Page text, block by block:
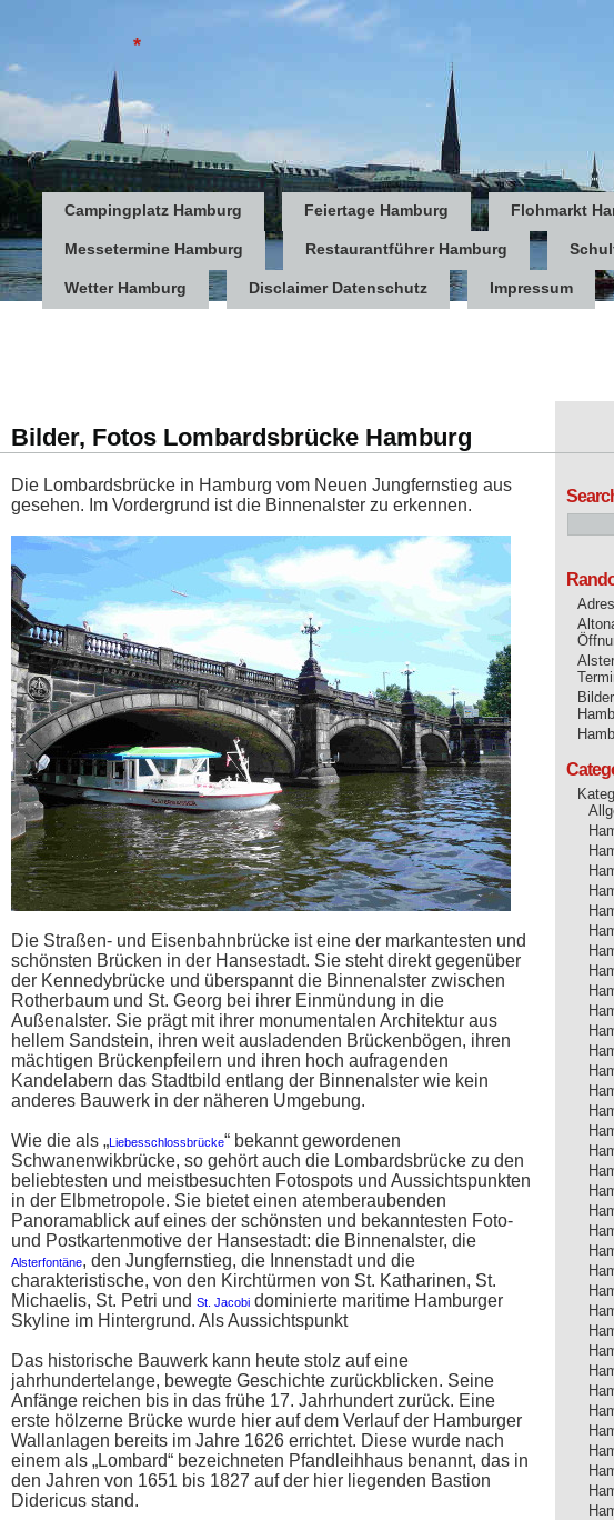
*
Campingplatz Hamburg Feiertage Hamburg Flohmarkt
Messetermine Hamburg Restaurantführer Hamburg
Wetter Hamburg Disclaimer Datenschutz Impressum
Bilder, Fotos Lombardsbrücke Hamburg
Die Lombardsbrücke in Hamburg vom Neuen Jungfernstieg aus
gesehen. Im Vordergrund ist die Binnenalster zu erkennen.
Die Straßen- und Eisenbahnbrücke ist eine der markantesten und
schönsten Brücken in der Hansestadt. Sie steht direkt gegenüber
der Kennedybrücke und überspannt die Binnenalster zwischen
Rotherbaum und St. Georg bei ihrer Einmündung in die
Außenalster. Sie prägt mit ihrer monumentalen Architektur aus
hellem Sandstein, ihren weit ausladenden Brückenbögen, ihren
mächtigen Brückenpfeilern und ihren hoch aufragenden
Kandelabern das Stadtbild entlang der Binnenalster wie kein
anderes Bauwerk in der näheren Umgebung.
Wie die als „Liebesschlossbrücke“ bekannt gewordenen
Schwanenwikbrücke, so gehört auch die Lombardsbrücke zu den
beliebtesten und meistbesuchten Fotospots und Aussichtspunkten
in der Elbmetropole. Sie bietet einen atemberaubenden
Panoramablick auf eines der schönsten und bekanntesten Foto-
und Postkartenmotive der Hansestadt: die Binnenalster, die
Alsterfontäne, den Jungfernstieg, die Innenstadt und die
charakteristische, von den Kirchtürmen von St. Katharinen, St.
Michaelis, St. Petri und St. Jacobi dominierte maritime Hamburger
Skyline im Hintergrund. Als Aussichtspunkt
Das historische Bauwerk kann heute stolz auf eine
jahrhundertelange, bewegte Geschichte zurückblicken. Seine
Anfänge reichen bis in das frühe 17. Jahrhundert zurück. Eine
erste hölzerne Brücke wurde hier auf dem Verlauf der Hamburger
Wallanlagen bereits im Jahre 1626 errichtet. Diese wurde nach
einem als „Lombard“ bezeichneten Pfandleihhaus benannt, das in
den Jahren von 1651 bis 1827 auf der hier liegenden Bastion
Didericus stand.